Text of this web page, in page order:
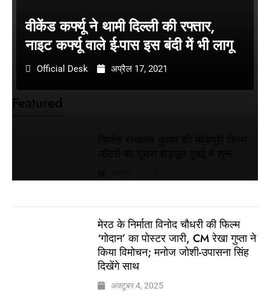
Featured
मेरठ के निर्माता विनोद चौधरी की फिल्म
‘गोदान’ का पोस्टर जारी, CM रेखा गुप्ता ने
किया विमोचन; मनोज जोशी-उपासना सिंह
दिखेंगे साथ
अक्टूबर 4, 2025
वीकेंड कर्फ्यू ने थामी दिल्ली की रफ्तार,
नाइट कर्फ्यू वाले ई-पास इस बंदी में भी लागू
Official Desk अप्रैल 17, 2021